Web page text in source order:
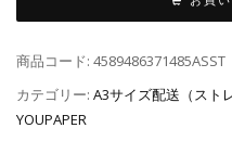
商品コード: 4589486371485ASST
カテゴリー: A3サイズ配送（スト
YOUPAPER